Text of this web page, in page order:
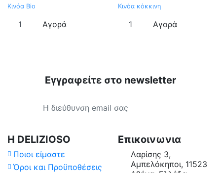
Κινόα Bio
Αγορά
Κινόα κόκκινη
Αγορά
Χώρα Προέλευσης
Επεξεργασία
Διαθέσιμο σε
Εγγραφείτε στο newsletter
Η DELIZIOSO
Ποιοι είμαστε
Όροι και Προϋποθέσεις
Επικοινωνια
Λαρίσης 3,
Αμπελόκηποι, 11523